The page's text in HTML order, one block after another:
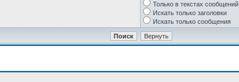
Только в текстах сообщений
Искать только заголовки
Искать только сообщения